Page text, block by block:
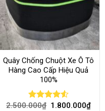
Quây Chống Chuột Xe Ô Tô
Hàng Cao Cấp Hiệu Quả
100%
Rated 4.51
2.500.000₫ 1.800.000₫